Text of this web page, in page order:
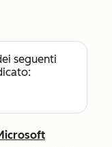
seguenti